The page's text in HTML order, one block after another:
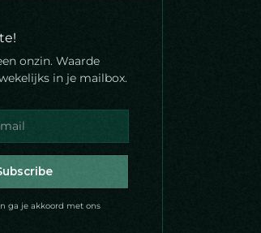
onzin. Waarde
in je mailbox.
ga je akkoord met ons